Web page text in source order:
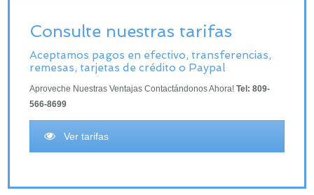
Consulte nuestras tarifas
Aceptamos pagos en efectivo, transferencias,
remesas, tarjetas de crédito o Paypal
Aproveche Nuestras Ventajas Contactándonos Ahora!Tel: 809-
566-8699
Ver tarifas